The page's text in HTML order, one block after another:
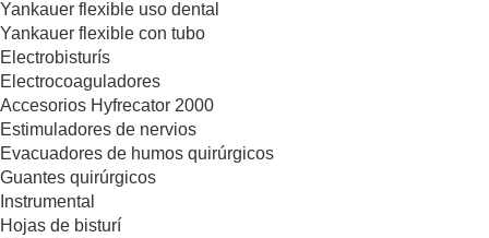
Yankauer flexible uso dental
Yankauer flexible con tubo
Electrobisturís
Electrocoaguladores
Accesorios Hyfrecator 2000
Estimuladores de nervios
Evacuadores de humos quirúrgicos
Guantes quirúrgicos
Instrumental
Hojas de bisturí